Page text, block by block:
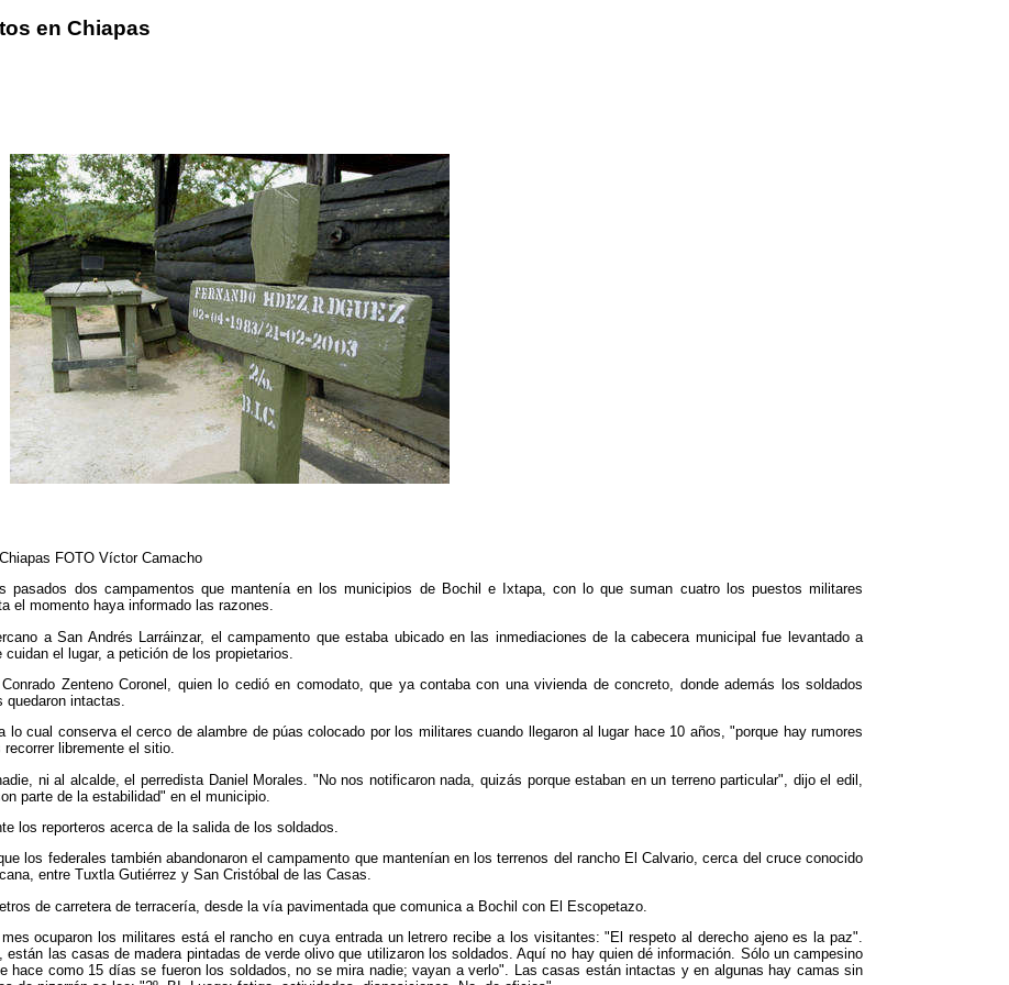
en Chiapas
FOTO Víctor Camacho
dos campamentos que mantenía en los municipios de Bochil e Ixtapa, con lo que suman cuatro los puestos militares
el momento haya informado las razones.
a San Andrés Larráinzar, el campamento que estaba ubicado en las inmediaciones de la cabecera municipal fue levantado a
el lugar, a petición de los propietarios.
Zenteno Coronel, quien lo cedió en comodato, que ya contaba con una vivienda de concreto, donde además los soldados
intactas.
cual conserva el cerco de alambre de púas colocado por los militares cuando llegaron al lugar hace 10 años, "porque hay rumores
libremente el sitio.
ni al alcalde, el perredista Daniel Morales. "No nos notificaron nada, quizás porque estaban en un terreno particular", dijo el edil,
parte de la estabilidad" en el municipio.
los reporteros acerca de la salida de los soldados.
los federales también abandonaron el campamento que mantenían en los terrenos del rancho El Calvario, cerca del cruce conocido
entre Tuxtla Gutiérrez y San Cristóbal de las Casas.
de carretera de terracería, desde la vía pavimentada que comunica a Bochil con El Escopetazo.
ocuparon los militares está el rancho en cuya entrada un letrero recibe a los visitantes: "El respeto al derecho ajeno es la paz".
las casas de madera pintadas de verde olivo que utilizaron los soldados. Aquí no hay quien dé información. Sólo un campesino
hace como 15 días se fueron los soldados, no se mira nadie; vayan a verlo". Las casas están intactas y en algunas hay camas sin